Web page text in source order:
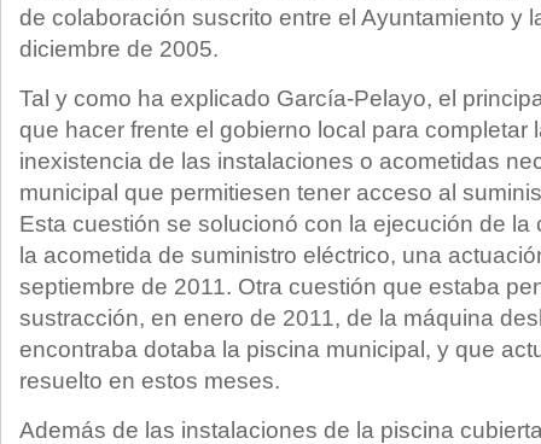
de colaboración suscrito entre el Ayuntamiento y
diciembre de 2005.
Tal y como ha explicado García-Pelayo, el
que hacer frente el gobierno local para completar
inexistencia de las instalaciones o acometidas
municipal que permitiesen tener acceso al
Esta cuestión se solucionó con la ejecución de la
la acometida de suministro eléctrico, una
septiembre de 2011. Otra cuestión que estaba
sustracción, en enero de 2011, de la máquina
encontraba dotaba la piscina municipal, y que
resuelto en estos meses.
Además de las instalaciones de la piscina